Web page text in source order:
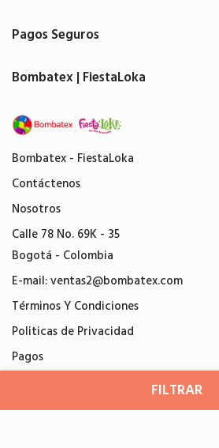
FILTRAR
Bombatex - FiestaLoka
Contáctenos
Nosotros
Calle 78 No. 69K - 35
Bogotá - Colombia
E-mail:ventas2@bombatex.com
Términos Y Condiciones
Politicas de Privacidad
Pagos
Pagos Seguros
Bombatex | FiestaLoka
Bombatex© 2026